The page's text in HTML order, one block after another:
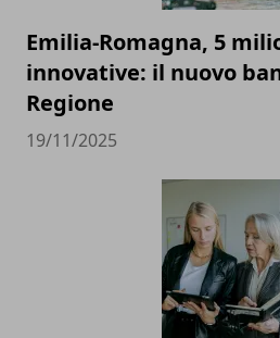
Emilia-Romagna, 5
innovative: il nuovo
Regione
19/11/2025